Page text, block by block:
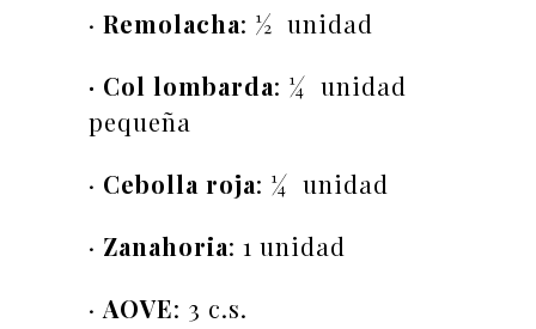
· Remolacha: ½ unidad
· Col lombarda: ¼ unidad
pequeña
· Cebolla roja: ¼ unidad
· Zanahoria: 1 unidad
· AOVE: 3 c.s.